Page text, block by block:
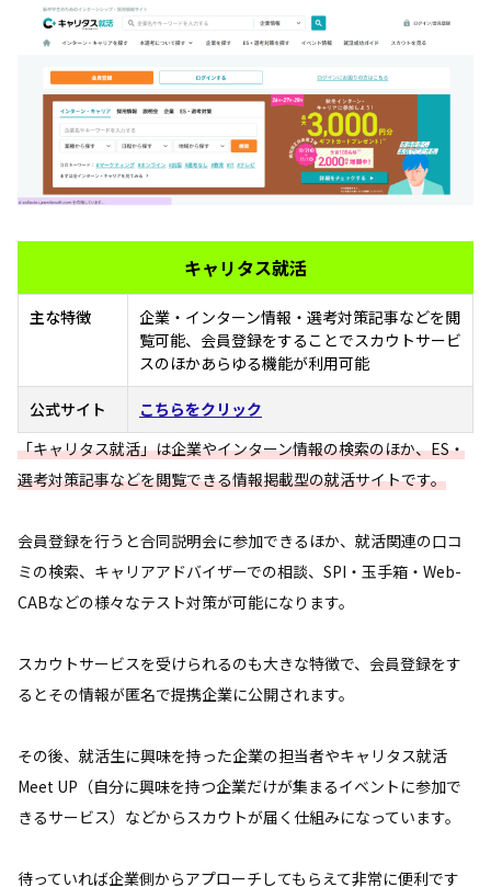
キャリタス就活
主な特徴
企業・インターン情報・選考対策記事などを閲
覧可能、会員登録をすることでスカウトサービ
スのほかあらゆる機能が利用可能
公式サイト
こちらをクリック
「キャリタス就活」は企業やインターン情報の検索のほか、ES・
選考対策記事などを閲覧できる情報掲載型の就活サイトです。
会員登録を行うと合同説明会に参加できるほか、就活関連の口コ
ミの検索、キャリアアドバイザーでの相談、SPI・玉手箱・Web-
CABなどの様々なテスト対策が可能になります。
スカウトサービスを受けられるのも大きな特徴で、会員登録をす
るとその情報が匿名で提携企業に公開されます。
その後、就活生に興味を持った企業の担当者やキャリタス就活
Meet UP（自分に興味を持つ企業だけが集まるイベントに参加で
きるサービス）などからスカウトが届く仕組みになっています。
待っていれば企業側からアプローチしてもらえて非常に便利です